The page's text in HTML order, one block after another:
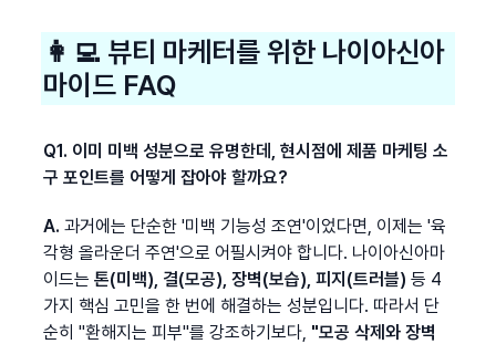
👩‍💻 뷰티 마케터를 위한 나이아신아
마이드 FAQ
Q1. 이미 미백 성분으로 유명한데, 현시점에 제품 마케팅 소
구 포인트를 어떻게 잡아야 할까요?
A. 과거에는 단순한 '미백 기능성 조연'이었다면, 이제는 '육
각형 올라운더 주연'으로 어필시켜야 합니다. 나이아신아마
이드는 톤(미백), 결(모공), 장벽(보습), 피지(트러블) 등 4
가지 핵심 고민을 한 번에 해결하는 성분입니다. 따라서 단
순히 "환해지는 피부"를 강조하기보다, "모공 삭제와 장벽